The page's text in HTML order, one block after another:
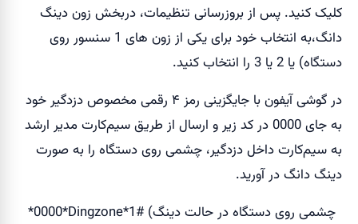
کلیک کنید. پس از بروزرسانی تنظیمات، دربخش زون دینگ
دانگ،به انتخاب خود برای یکی از زون های 1 سنسور روی
دستگاه) یا 2 یا 3 را انتخاب کنید.
در گوشی آیفون با جایگزینی رمز ۴ رقمی مخصوص دزدگیر خود
به جای 0000 در کد زیر و ارسال از طریق سیم‌کارت مدیر ارشد
به سیم‌کارت داخل دزدگیر، چشمی روی دستگاه را به صورت
دینگ دانگ در آورید.
*0000*Dingzone*1# (چشمی روی دستگاه در حالت دینگ